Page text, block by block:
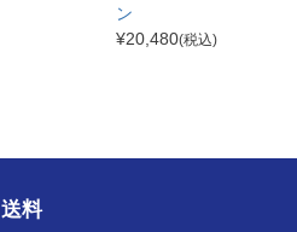
ン
¥20,480(税込)
送料